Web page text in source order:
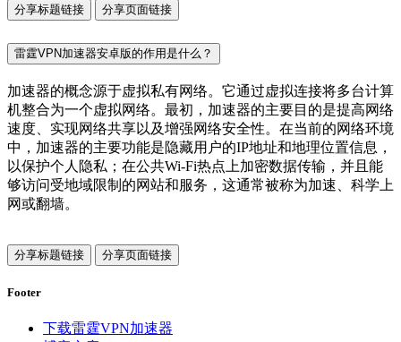
分享标题链接 分享页面链接
雷霆VPN加速器安卓版的作用是什么？
加速器的概念源于虚拟私有网络。它通过虚拟连接将多台计算
机整合为一个虚拟网络。最初，加速器的主要目的是提高网络
速度、实现网络共享以及增强网络安全性。在当前的网络环境
中，加速器的主要功能是隐藏用户的IP地址和地理位置信息，
以保护个人隐私；在公共Wi-Fi热点上加密数据传输，并且能
够访问受地域限制的网站和服务，这通常被称为加速、科学上
网或翻墙。
分享标题链接 分享页面链接
Footer
下载雷霆VPN加速器